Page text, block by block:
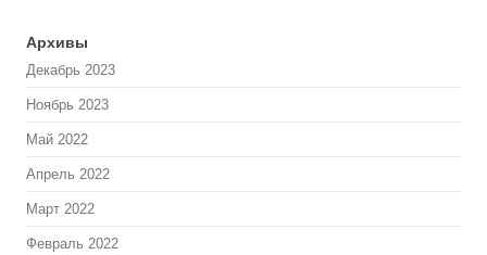
Архивы
Декабрь 2023
Ноябрь 2023
Май 2022
Апрель 2022
Март 2022
Февраль 2022